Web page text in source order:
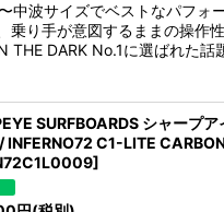
中波サイズでベストなパフォ
乗り手が意図するままの操作性
THE DARK No.1に選ばれた話
SURFBOARDS シャープア
INFERNO72 C1-LITE
]